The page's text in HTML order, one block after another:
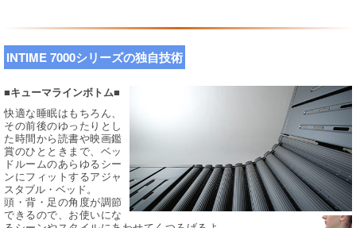
INTIME 7000シリーズの独自技術
■キューマラインボトム■
快適な睡眠はもちろん、
その前後のゆったりとし
た時間から読書や映画鑑
賞のひとときまで、ベッ
ドルームのあらゆるシー
ンにフィットするアジャ
スタブル・ベッド。
頭・背・足の角度が調節
できるので、お使いにな